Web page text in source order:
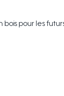
bois pour les